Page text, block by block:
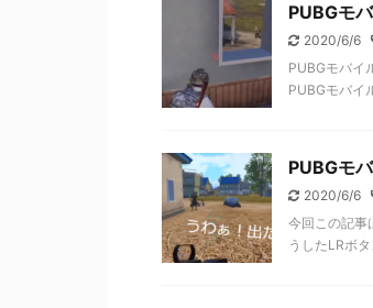
PUBGモ
2020/6/6
PUBGモバイ
PUBGモバイ
PUBGモ
2020/6/6
今回この記事
うしたLRボ